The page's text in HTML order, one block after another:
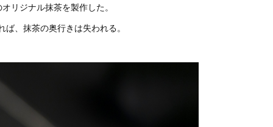
リジナル抹茶を製作した。
、抹茶の奥行きは失われる。